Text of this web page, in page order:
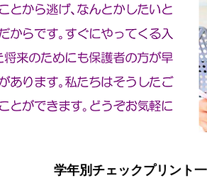
学年別チェックプリント